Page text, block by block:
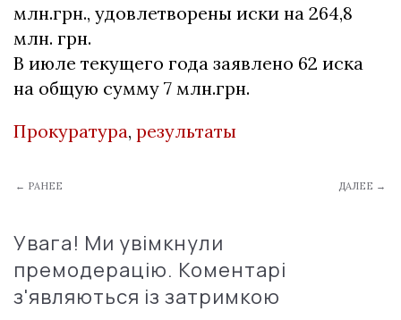
млн.грн., удовлетворены иски на 264,8
млн. грн.
В июле текущего года заявлено 62 иска
на общую сумму 7 млн.грн.
Прокуратура, результаты
← РАНЕЕ ДАЛЕЕ →
Увага! Ми увімкнули
премодерацію. Коментарі
з'являються із затримкою